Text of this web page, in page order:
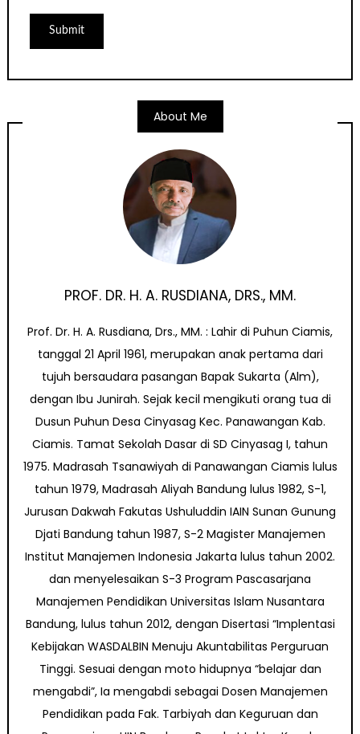
About Me
PROF. DR. H. A. RUSDIANA, DRS., MM.
Prof. Dr. H. A. Rusdiana, Drs., MM. : Lahir di Puhun Ciamis,
tanggal 21 April 1961, merupakan anak pertama dari
tujuh bersaudara pasangan Bapak Sukarta (Alm),
dengan Ibu Junirah. Sejak kecil mengikuti orang tua di
Dusun Puhun Desa Cinyasag Kec. Panawangan Kab.
Ciamis. Tamat Sekolah Dasar di SD Cinyasag I, tahun
1975. Madrasah Tsanawiyah di Panawangan Ciamis lulus
tahun 1979, Madrasah Aliyah Bandung lulus 1982, S-1,
Jurusan Dakwah Fakutas Ushuluddin IAIN Sunan Gunung
Djati Bandung tahun 1987, S-2 Magister Manajemen
Institut Manajemen Indonesia Jakarta lulus tahun 2002.
dan menyelesaikan S-3 Program Pascasarjana
Manajemen Pendidikan Universitas Islam Nusantara
Bandung, lulus tahun 2012, dengan Disertasi “Implentasi
Kebijakan WASDALBIN Menuju Akuntabilitas Perguruan
Tinggi. Sesuai dengan moto hidupnya “belajar dan
mengabdi”, Ia mengabdi sebagai Dosen Manajemen
Pendidikan pada Fak. Tarbiyah dan Keguruan dan